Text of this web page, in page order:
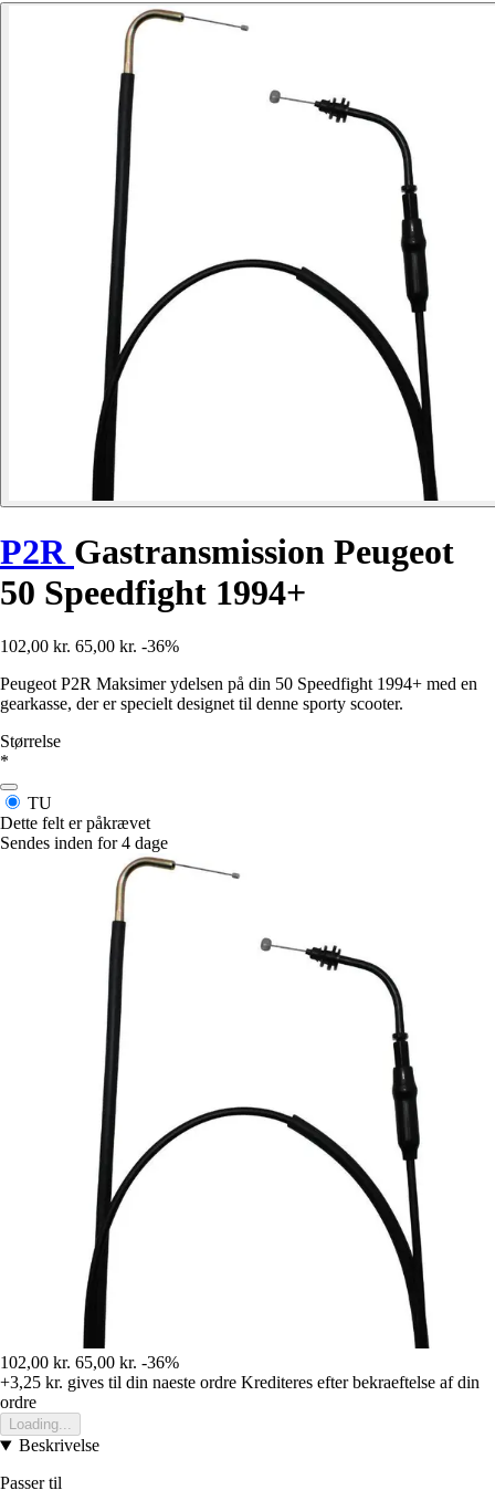
P2R Gastransmission Peugeot
50 Speedfight 1994+
102,00 kr. 65,00 kr. -36%
Peugeot P2R Maksimer ydelsen på din 50 Speedfight 1994+ med en
gearkasse, der er specielt designet til denne sporty scooter.
Størrelse
*
TU
Dette felt er påkrævet
Sendes inden for 4 dage
102,00 kr. 65,00 kr. -36%
+3,25 kr. gives til din naeste ordre Krediteres efter bekraeftelse af din
ordre
Loading...
Beskrivelse
Passer til